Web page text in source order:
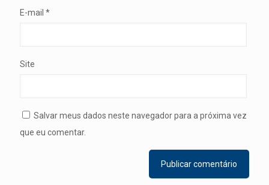
E-mail *
Site
Salvar meus dados neste navegador para a próxima vez
que eu comentar.